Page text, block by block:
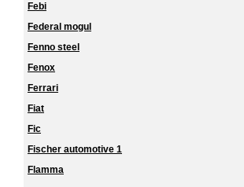
Febi
Federal mogul
Fenno steel
Fenox
Ferrari
Fiat
Fic
Fischer automotive 1
Flamma